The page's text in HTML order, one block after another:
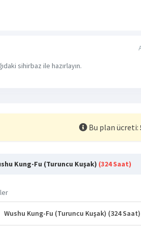
sihirbaz ile hazırlayın.
Bu plan ücreti:
Kung-Fu (Turuncu Kuşak) (324 Saat)
Wushu Kung-Fu (Turuncu Kuşak) (324 Saat)